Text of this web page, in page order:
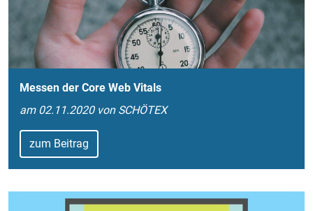
Messen der Core Web Vitals
am 02.11.2020 von SCHÖTEX
zum Beitrag